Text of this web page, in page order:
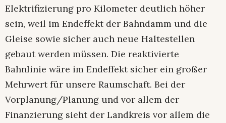
Elektrifizierung pro Kilometer deutlich höher
sein, weil im Endeffekt der Bahndamm und die
Gleise sowie sicher auch neue Haltestellen
gebaut werden müssen. Die reaktivierte
Bahnlinie wäre im Endeffekt sicher ein großer
Mehrwert für unsere Raumschaft. Bei der
Vorplanung/Planung und vor allem der
Finanzierung sieht der Landkreis vor allem die